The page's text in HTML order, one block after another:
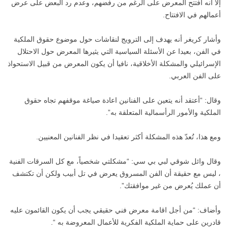
إلا أنه افتتح المعرض على الرغم من رفضهم، وعدم رد البعض على عرض
أعمالهم في الافتتاح.
وأشار كريغر أنه يهدف إلى الترويج لنقاشات حول موضوع حقوق الملكية
في الفن، بعيدا عن الأسئلة السياسية التي يثيرها المعرض حول الاحتلال
الإسرائيلي والمشكلة الأخلاقية، نافيا أن يكون المعرض من قبيل الاستحواذ
على الفن العربي.
وقال: “أعتقد أنه يتعين على الفنانين اعادة صياغة موقفهم تجاه حقوق
الملكية والأمور الرأسمالية المتعلقة به”.
ومع هذا، تُعدّ هذه المشكلة أكثر تعقيدا في نظر الفنانين المعنيين.
وقال وائل شوقي لبي بي سي: “مشكلتي شخصياً، مع كل السرقات الفنية
، ليس مع حقيقة أن الفن المسروق يعرض في تل أبيب ولكن أن تكتشف
أن عملك يُعرض من غير موافقتك”.
وأضاف: “من أجل اقامة معرض فني حقيقي يجب أن يكون القائمون عليه
قادرين على حماية الملكية الفكرية للأعمال المعروضة به “.